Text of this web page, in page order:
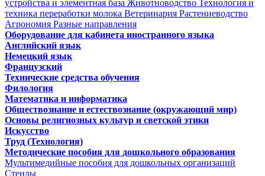
устройства и элементная база Животноводство Технология и
техника переработки молока Ветеринария Растениеводство
Агрономия Разные направления
Оборудование для кабинета иностранного языка
Английский язык
Немецкий язык
Французский
Технические средства обучения
Филология
Математика и информатика
Обществознание и естествознание (окружающий мир)
Основы религиозных культур и светской этики
Искусство
Труд (Технология)
Методические пособия для дошкольного образования
Мультимедийные пособия для дошкольных организаций
Стенды